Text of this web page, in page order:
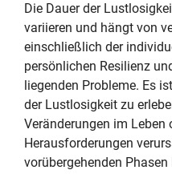
Die Dauer der
variieren und hängt von
einschließlich der
persönlichen Resilienz
liegenden Probleme. Es
der Lustlosigkeit zu
Veränderungen im Leben
Herausforderungen
vorübergehenden